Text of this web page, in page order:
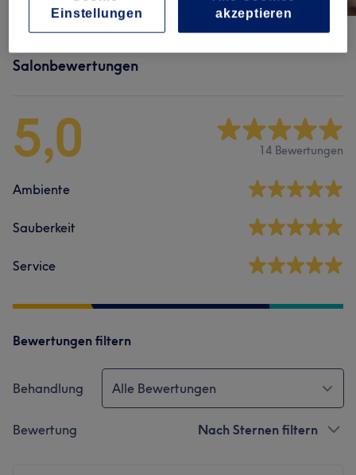
Salonbewertungen
5,0 14 Bewertungen
Ambiente
Sauberkeit
Service
Bewertungen filtern
Behandlung Alle Bewertungen
Bewertung Nach Sternen filtern
Einstellungen
akzeptieren